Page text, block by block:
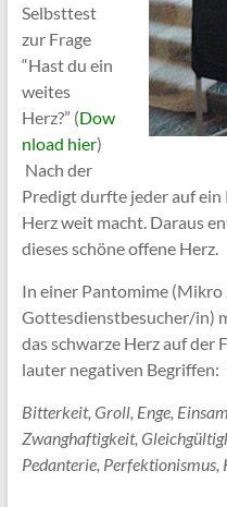
Selbsttest
zur Frage
“Hast du ein
weites
Herz?” (Dow
nload hier)
Nach der
Predigt durfte jeder auf
Herz weit macht. Daraus
dieses schöne offene Herz.
In einer Pantomime (Mikro
Gottesdienstbesucher/in)
das schwarze Herz auf
lauter negativen Begriffen:
Bitterkeit, Groll, Enge,
Zwanghaftigkeit,
Pedanterie,